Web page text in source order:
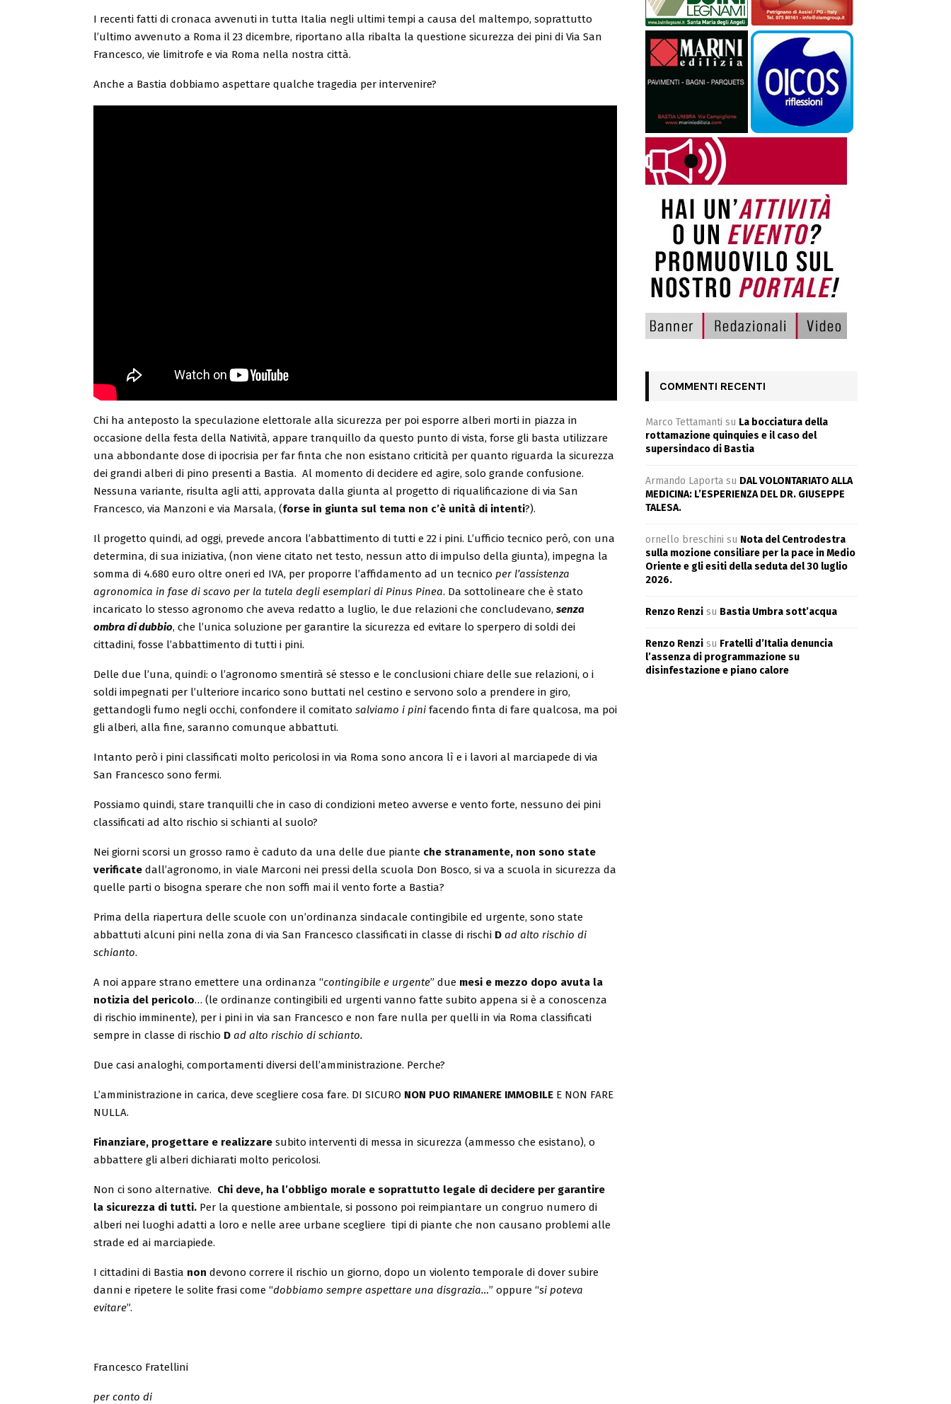
I recenti fatti di cronaca avvenuti in tutta Italia negli ultimi tempi a causa del maltempo, soprattutto
l’ultimo avvenuto a Roma il 23 dicembre, riportano alla ribalta la questione sicurezza dei pini di Via San
Francesco, vie limitrofe e via Roma nella nostra città.
Anche a Bastia dobbiamo aspettare qualche tragedia per intervenire?
Chi ha anteposto la speculazione elettorale alla sicurezza per poi esporre alberi morti in piazza in
occasione della festa della Natività, appare tranquillo da questo punto di vista, forse gli basta utilizzare
una abbondante dose di ipocrisia per far finta che non esistano criticità per quanto riguarda la sicurezza
dei grandi alberi di pino presenti a Bastia. Al momento di decidere ed agire, solo grande confusione.
Nessuna variante, risulta agli atti, approvata dalla giunta al progetto di riqualificazione di via San
Francesco, via Manzoni e via Marsala, (forse in giunta sul tema non c’è unità di intenti?).
Il progetto quindi, ad oggi, prevede ancora l’abbattimento di tutti e 22 i pini. L’ufficio tecnico però, con una
determina, di sua iniziativa, (non viene citato net testo, nessun atto di impulso della giunta), impegna la
somma di 4.680 euro oltre oneri ed IVA, per proporre l’affidamento ad un tecnico per l’assistenza
agronomica in fase di scavo per la tutela degli esemplari di Pinus Pinea. Da sottolineare che è stato
incaricato lo stesso agronomo che aveva redatto a luglio, le due relazioni che concludevano, senza
ombra di dubbio, che l’unica soluzione per garantire la sicurezza ed evitare lo sperpero di soldi dei
cittadini, fosse l’abbattimento di tutti i pini.
Delle due l’una, quindi: o l’agronomo smentirà sé stesso e le conclusioni chiare delle sue relazioni, o i
soldi impegnati per l’ulteriore incarico sono buttati nel cestino e servono solo a prendere in giro,
gettandogli fumo negli occhi, confondere il comitato salviamo i pini facendo finta di fare qualcosa, ma poi
gli alberi, alla fine, saranno comunque abbattuti.
Intanto però i pini classificati molto pericolosi in via Roma sono ancora lì e i lavori al marciapede di via
San Francesco sono fermi.
Possiamo quindi, stare tranquilli che in caso di condizioni meteo avverse e vento forte, nessuno dei pini
classificati ad alto rischio si schianti al suolo?
Nei giorni scorsi un grosso ramo è caduto da una delle due piante che stranamente, non sono state
verificate dall’agronomo, in viale Marconi nei pressi della scuola Don Bosco, si va a scuola in sicurezza da
quelle parti o bisogna sperare che non soffi mai il vento forte a Bastia?
Prima della riapertura delle scuole con un’ordinanza sindacale contingibile ed urgente, sono state
abbattuti alcuni pini nella zona di via San Francesco classificati in classe di rischi D ad alto rischio di
schianto.
A noi appare strano emettere una ordinanza “contingibile e urgente” due mesi e mezzo dopo avuta la
notizia del pericolo… (le ordinanze contingibili ed urgenti vanno fatte subito appena si è a conoscenza
di rischio imminente), per i pini in via san Francesco e non fare nulla per quelli in via Roma classificati
sempre in classe di rischio D ad alto rischio di schianto.
Due casi analoghi, comportamenti diversi dell’amministrazione. Perche?
L’amministrazione in carica, deve scegliere cosa fare. DI SICURO NON PUO RIMANERE IMMOBILE E NON FARE
NULLA.
Finanziare, progettare e realizzare subito interventi di messa in sicurezza (ammesso che esistano), o
abbattere gli alberi dichiarati molto pericolosi.
Non ci sono alternative. Chi deve, ha l’obbligo morale e soprattutto legale di decidere per garantire
la sicurezza di tutti. Per la questione ambientale, si possono poi reimpiantare un congruo numero di
alberi nei luoghi adatti a loro e nelle aree urbane scegliere tipi di piante che non causano problemi alle
strade ed ai marciapiede.
I cittadini di Bastia non devono correre il rischio un giorno, dopo un violento temporale di dover subire
danni e ripetere le solite frasi come “dobbiamo sempre aspettare una disgrazia…” oppure “si poteva
evitare”.
Francesco Fratellini
per conto di
COMMENTI RECENTI
Marco Tettamanti su La bocciatura della
rottamazione quinquies e il caso del
supersindaco di Bastia
Armando Laporta su DAL VOLONTARIATO ALLA
MEDICINA: L’ESPERIENZA DEL DR. GIUSEPPE
TALESA.
ornello breschini su Nota del Centrodestra
sulla mozione consiliare per la pace in Medio
Oriente e gli esiti della seduta del 30 luglio
2026.
Renzo Renzi su Bastia Umbra sott’acqua
Renzo Renzi su Fratelli d’Italia denuncia
l’assenza di programmazione su
disinfestazione e piano calore